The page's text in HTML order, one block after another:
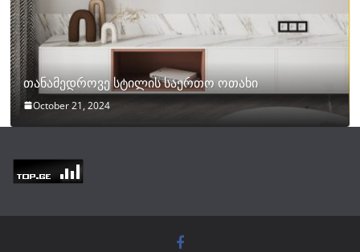
თანამედროვე სტილის საერთო ოთახი
October 21, 2024